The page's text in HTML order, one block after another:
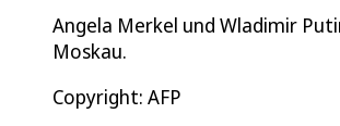
Angela Merkel und Wladimir
Moskau.
Copyright: AFP